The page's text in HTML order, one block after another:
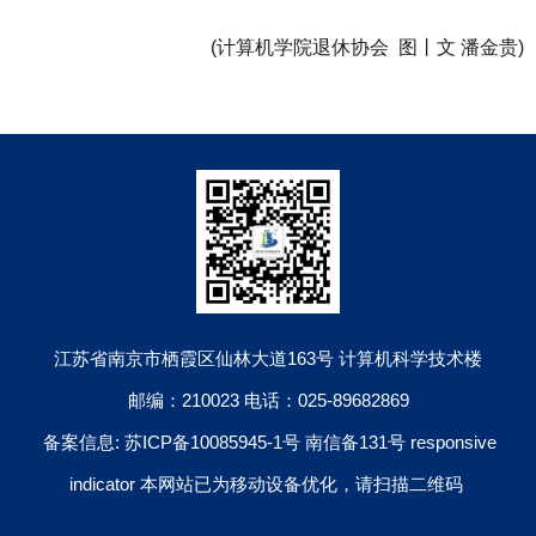
(计算机学院退休协会 图丨文 潘金贵)
江苏省南京市栖霞区仙林大道163号 计算机科学技术楼
邮编：210023 电话：025-89682869
备案信息: 苏ICP备10085945-1号 南信备131号 responsive
indicator 本网站已为移动设备优化，请扫描二维码